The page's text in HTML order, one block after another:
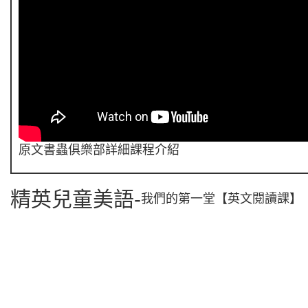
原文書蟲俱樂部詳細課程介紹
精英兒童美語-我們的第一堂【英文閱讀課】